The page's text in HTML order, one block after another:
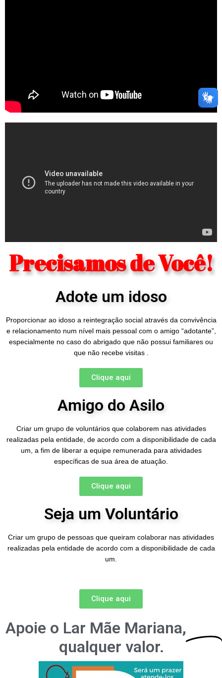
Precisamos de Você!
Adote um idoso
Proporcionar ao idoso a reintegração social através da convivência
e relacionamento num nível mais pessoal com o amigo “adotante”,
especialmente no caso do abrigado que não possui familiares ou
que não recebe visitas .
Clique aqui
Amigo do Asilo
Criar um grupo de voluntários que colaborem nas atividades
realizadas pela entidade, de acordo com a disponibilidade de cada
um, a fim de liberar a equipe remunerada para atividades
específicas de sua área de atuação.
Clique aqui
Seja um Voluntário
Criar um grupo de pessoas que queiram colaborar nas atividades
realizadas pela entidade de acordo com a disponibilidade de cada
um.
Clique aqui
Apoie o Lar Mãe Mariana,
qualquer valor.